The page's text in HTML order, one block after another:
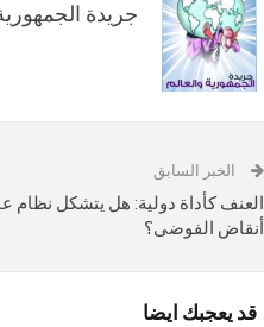
جريدة
الخبر السابق
العنف كأداة دولية: هل يتشكل نظام
أنقاض الفوضى؟
قد يعجبك ايضا